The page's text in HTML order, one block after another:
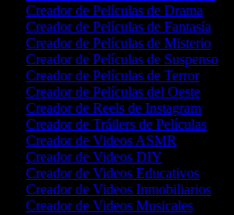
Creador de Películas de Drama
Creador de Películas de Fantasía
Creador de Películas de Misterio
Creador de Películas de Suspenso
Creador de Películas de Terror
Creador de Películas del Oeste
Creador de Reels de Instagram
Creador de Tráilers de Películas
Creador de Videos ASMR
Creador de Videos DIY
Creador de Videos Educativos
Creador de Videos Inmobiliarios
Creador de Videos Musicales